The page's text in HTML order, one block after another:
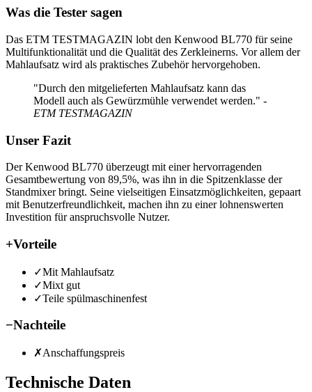
Was die Tester sagen
Das ETM TESTMAGAZIN lobt den Kenwood BL770 für seine
Multifunktionalität und die Qualität des Zerkleinerns. Vor allem der
Mahlaufsatz wird als praktisches Zubehör hervorgehoben.
"Durch den mitgelieferten Mahlaufsatz kann das
Modell auch als Gewürzmühle verwendet werden." -
ETM TESTMAGAZIN
Unser Fazit
Der Kenwood BL770 überzeugt mit einer hervorragenden
Gesamtbewertung von 89,5%, was ihn in die Spitzenklasse der
Standmixer bringt. Seine vielseitigen Einsatzmöglichkeiten, gepaart
mit Benutzerfreundlichkeit, machen ihn zu einer lohnenswerten
Investition für anspruchsvolle Nutzer.
+Vorteile
✓Mit Mahlaufsatz
✓Mixt gut
✓Teile spülmaschinenfest
−Nachteile
✗Anschaffungspreis
Technische Daten